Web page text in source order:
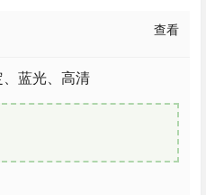
查看
、蓝光、高清